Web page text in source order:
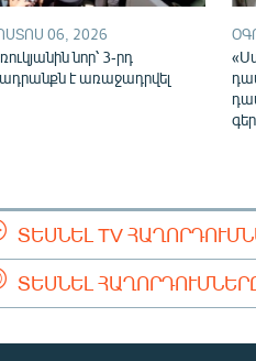
06, 2026
նոր՝ 3-րդ
է առաջադրվել
ՏԵՍՆԵԼ TV
ՏԵՍՆԵԼ